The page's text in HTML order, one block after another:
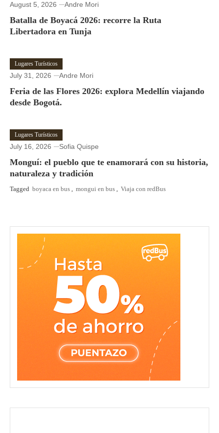
August 5, 2026 Andre Mori
Batalla de Boyacá 2026: recorre la Ruta
Libertadora en Tunja
Lugares Turísticos
July 31, 2026 Andre Mori
Feria de las Flores 2026: explora Medellín viajando
desde Bogotá.
Lugares Turísticos
July 16, 2026 Sofia Quispe
Monguí: el pueblo que te enamorará con su historia,
naturaleza y tradición
Tagged boyaca en bus , mongui en bus , Viaja con redBus